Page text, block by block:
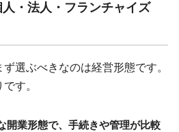
・法人・フランチャイズ
選ぶべきなのは経営形態です。
す。
開業形態で、手続きや管理が比較